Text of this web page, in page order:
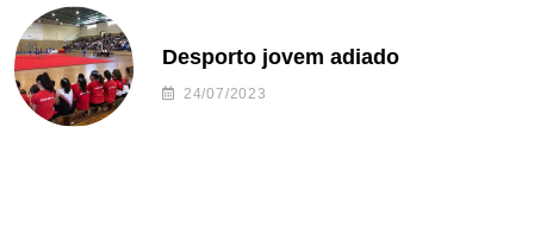
Desporto jovem adiado
24/07/2023